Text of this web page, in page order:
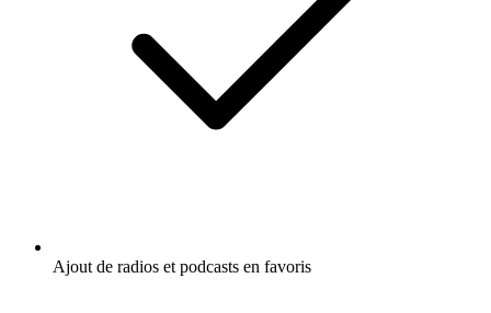
Ajout de radios et podcasts en favoris